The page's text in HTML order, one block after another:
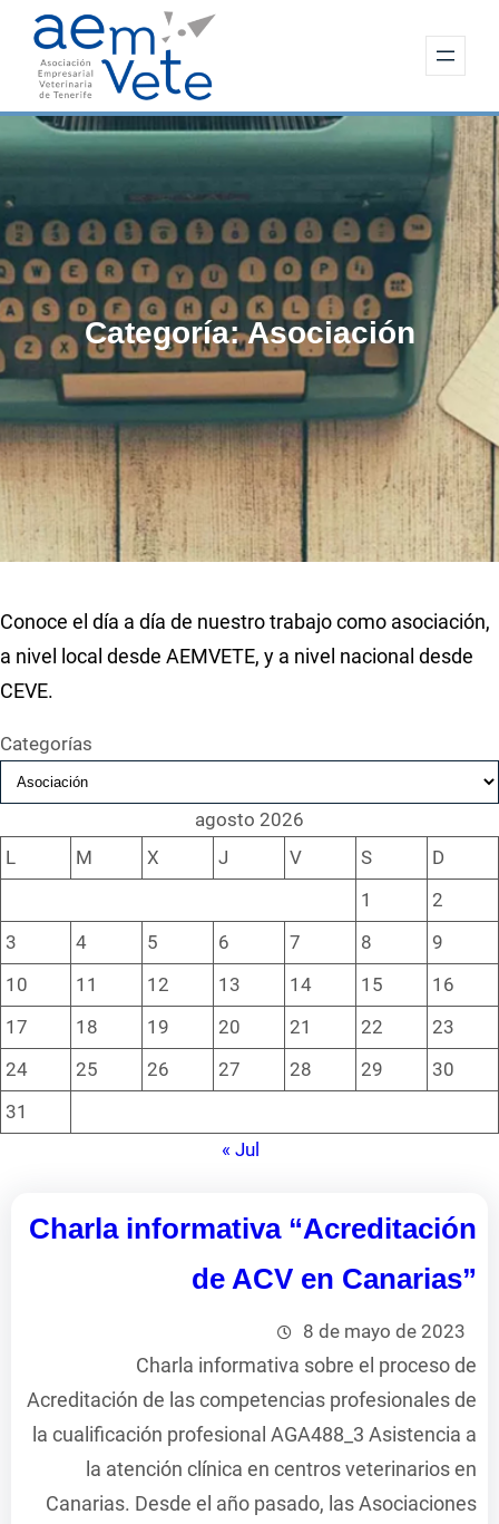
Categoría:Asociación
Conoce el día a día de nuestro trabajo como asociación,
a nivel local desde AEMVETE, y a nivel nacional desde
CEVE.
Categorías
agosto 2026
L
M X J V S
D
1
2
3
4 5 6 7 8
9
10
11 12 13 14 15
16
17
18 19 20 21 22
23
24
25 26 27 28 29
30
31
« Jul
Charla informativa “Acreditación
de ACV en Canarias”
8 de mayo de 2023
Charla informativa sobre el proceso de
Acreditación de las competencias profesionales de
la cualificación profesional AGA488_3 Asistencia a
la atención clínica en centros veterinarios en
Canarias. Desde el año pasado, las Asociaciones